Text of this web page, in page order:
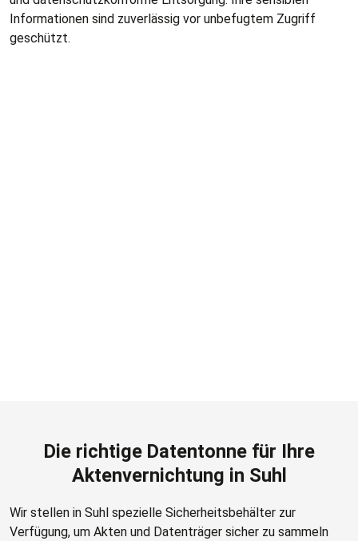
Informationen sind zuverlässig vor unbefugtem Zugriff
geschützt.
Die richtige Datentonne für Ihre
Aktenvernichtung in Suhl
Wir stellen in Suhl spezielle Sicherheitsbehälter zur
Verfügung, um Akten und Datenträger sicher zu sammeln